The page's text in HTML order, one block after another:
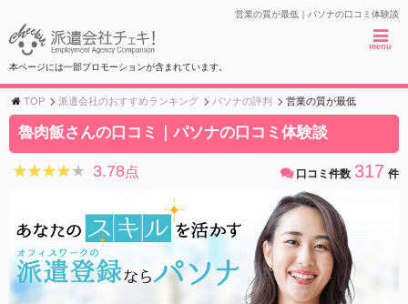
営業の質が最低｜パソナの口コミ体験談
menu
本ページには一部プロモーションが含まれています。
TOP 派遣会社のおすすめランキング パソナの評判 営業の質が最低
魯肉飯さんの口コミ｜パソナの口コミ体験談
★★★★★
★★★★★ 3.78点 口コミ件数 317 件